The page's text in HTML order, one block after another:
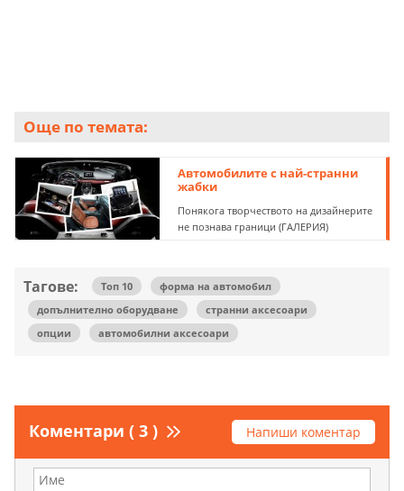
Още по темата:
Автомобилите с най-странни
жабки
Понякога творчеството на дизайнерите
не познава граници (ГАЛЕРИЯ)
Тагове: Топ 10
форма на автомобил
допълнително оборудване
странни аксесоари
опции
автомобилни аксесоари
Коментари ( 3 ) Напиши коментар